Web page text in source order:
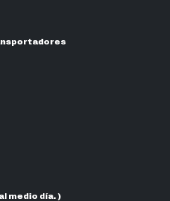
medio día. )